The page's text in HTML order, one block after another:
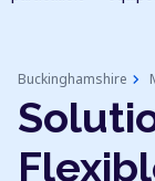
Buckinghamshire chevron_right